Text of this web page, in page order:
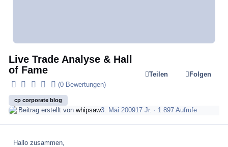
Live Trade Analyse & Hall
of Fame
(0 Bewertungen)
cp corporate blog
Teilen Folgen
Beitrag erstellt vonwhipsaw3. Mai 200917 Jr. · 1.897 Aufrufe
Hallo zusammen,